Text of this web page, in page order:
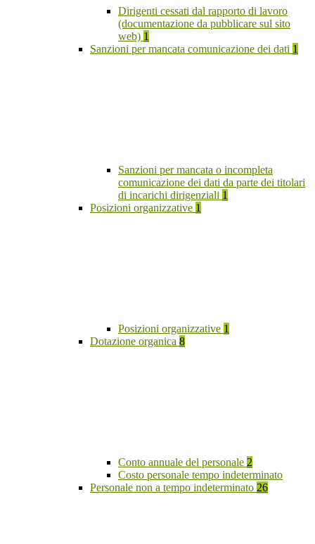
Dirigenti cessati dal rapporto di lavoro
(documentazione da pubblicare sul sito
web) 1
Sanzioni per mancata comunicazione dei dati 1
Sanzioni per mancata o incompleta
comunicazione dei dati da parte dei titolari
di incarichi dirigenziali 1
Posizioni organizzative 1
Posizioni organizzative 1
Dotazione organica 8
Conto annuale del personale 2
Costo personale tempo indeterminato
Personale non a tempo indeterminato 26